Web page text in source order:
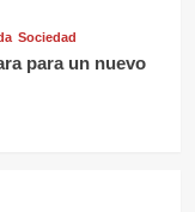
Sociedad
para un nuevo